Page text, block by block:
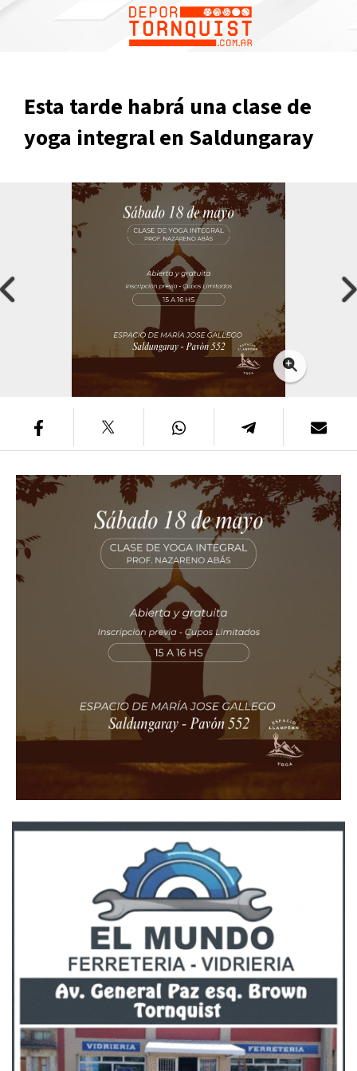
Esta tarde habrá una clase de
yoga integral en Saldungaray